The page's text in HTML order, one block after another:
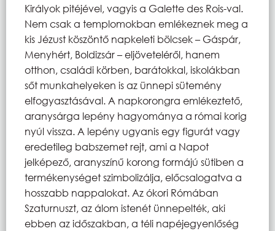
Királyok pitéjével, vagyis a Galette des Rois-val.
Nem csak a templomokban emlékeznek meg a
kis Jézust köszöntő napkeleti bölcsek – Gáspár,
Menyhért, Boldizsár – eljöveteléről, hanem
otthon, családi körben, barátokkal, iskolákban
sőt munkahelyeken is az ünnepi sütemény
elfogyasztásával. A napkorongra emlékeztető,
aranysárga lepény hagyománya a római korig
nyúl vissza. A lepény ugyanis egy figurát vagy
eredetileg babszemet rejt, ami a Napot
jelképező, aranyszínű korong formájú sütiben a
termékenységet szimbolizálja, előcsalogatva a
hosszabb nappalokat. Az ókori Rómában
Szaturnuszt, az álom istenét ünnepelték, aki
ebben az időszakban, a téli napéjegyenlőség